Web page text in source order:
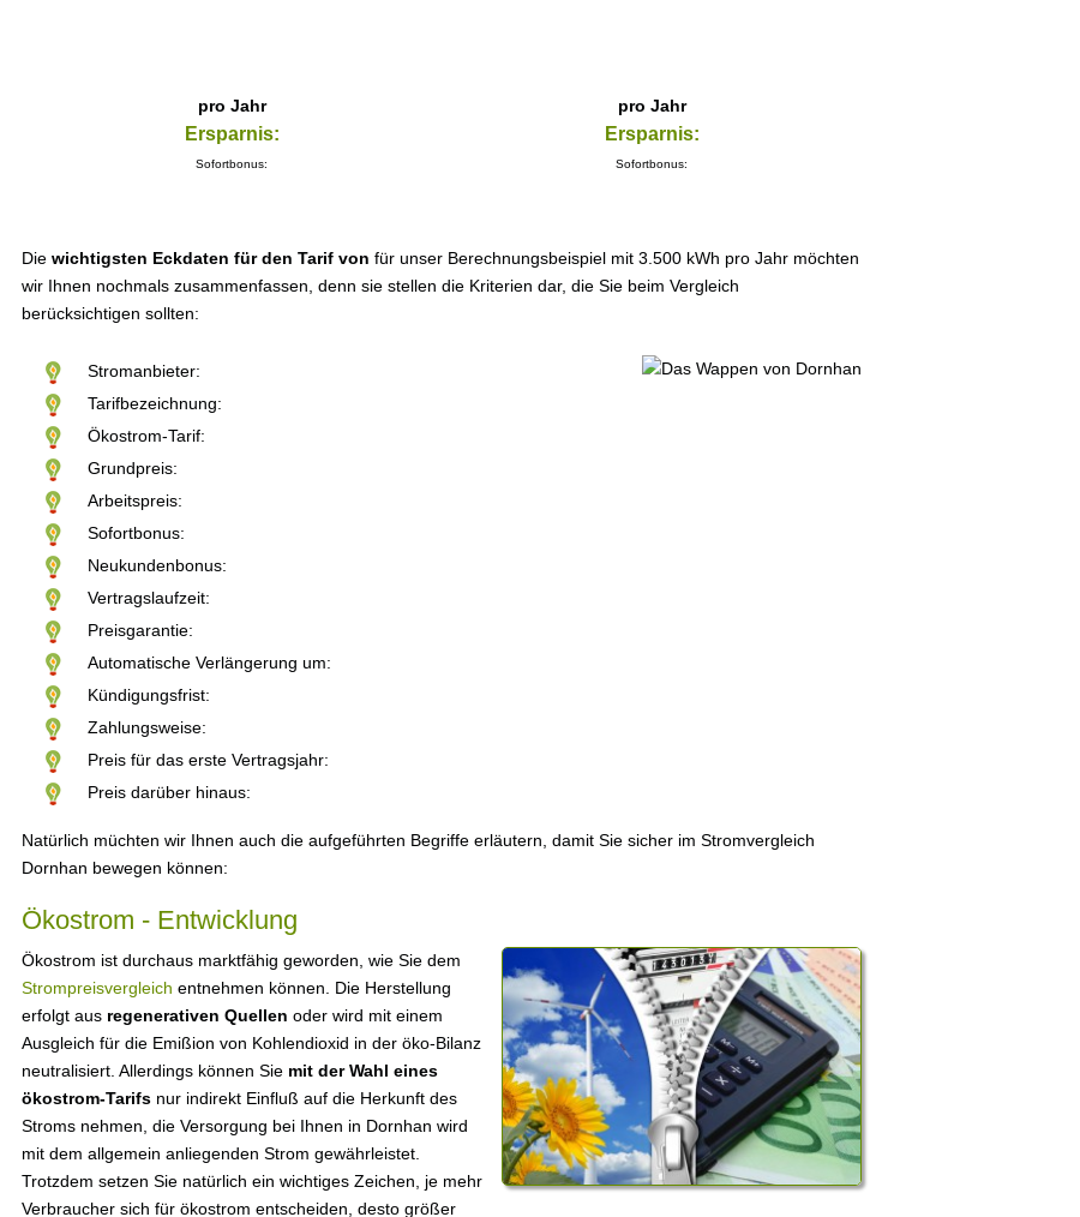
pro Jahr
Ersparnis:
Sofortbonus:
pro Jahr
Ersparnis:
Sofortbonus:
Die wichtigsten Eckdaten für den Tarif von für unser Berechnungsbeispiel mit 3.500 kWh pro Jahr möchten
wir Ihnen nochmals zusammenfassen, denn sie stellen die Kriterien dar, die Sie beim Vergleich
berücksichtigen sollten:
Stromanbieter:
Tarifbezeichnung:
Ökostrom-Tarif:
Grundpreis:
Arbeitspreis:
Sofortbonus:
Neukundenbonus:
Vertragslaufzeit:
Preisgarantie:
Automatische Verlängerung um:
Kündigungsfrist:
Zahlungsweise:
Preis für das erste Vertragsjahr:
Preis darüber hinaus:
Natürlich müchten wir Ihnen auch die aufgeführten Begriffe erläutern, damit Sie sicher im Stromvergleich
Dornhan bewegen können:
Ökostrom - Entwicklung
Ökostrom ist durchaus marktfähig geworden, wie Sie dem
Strompreisvergleich entnehmen können. Die Herstellung
erfolgt aus regenerativen Quellen oder wird mit einem
Ausgleich für die Emißion von Kohlendioxid in der öko-Bilanz
neutralisiert. Allerdings können Sie mit der Wahl eines
ökostrom-Tarifs nur indirekt Einfluß auf die Herkunft des
Stroms nehmen, die Versorgung bei Ihnen in Dornhan wird
mit dem allgemein anliegenden Strom gewährleistet.
Trotzdem setzen Sie natürlich ein wichtiges Zeichen, je mehr
Verbraucher sich für ökostrom entscheiden, desto größer